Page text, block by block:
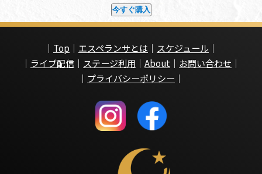
今すぐ購入
｜ Top ｜ エスペランサとは ｜ スケジュール ｜
｜ ライブ配信 ｜ ステージ利用 ｜ About ｜ お問い合わせ ｜
｜ プライバシーポリシー ｜